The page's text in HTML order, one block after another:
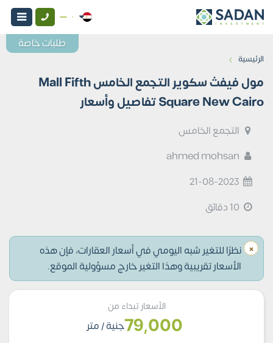
الرئيسية ›
مول فيفث سكوير التجمع الخامس Mall Fifth
Square New Cairo تفاصيل وأسعار
التجمع الخامس
21-08-2023
× نظرًا للتغير شبه اليومي في أسعار العقارات، فإن هذه
الأسعار تقريبية وهذا التغير خارج مسؤولية الموقع.
الأسعار تبداء من
79,000جنية/ متر
طلبات خاصة